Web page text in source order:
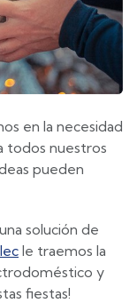
en la necesidad
todos nuestros
pueden
solución de
le traemos la
y
fiestas!